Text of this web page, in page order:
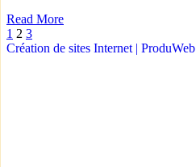
Read More
1 2 3
Création de sites Internet | ProduWeb